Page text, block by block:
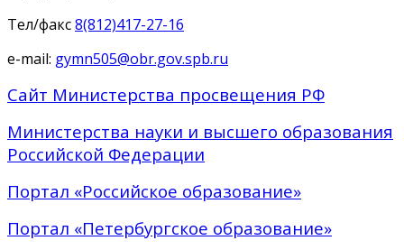
Тел/факс8(812)417-27-16
e-mail: gymn505@obr.gov.spb.ru
Сайт Министерства просвещения РФ
Министерства науки и высшего образования
Российской Федерации
Портал «Российское образование»
Портал «Петербургское образование»